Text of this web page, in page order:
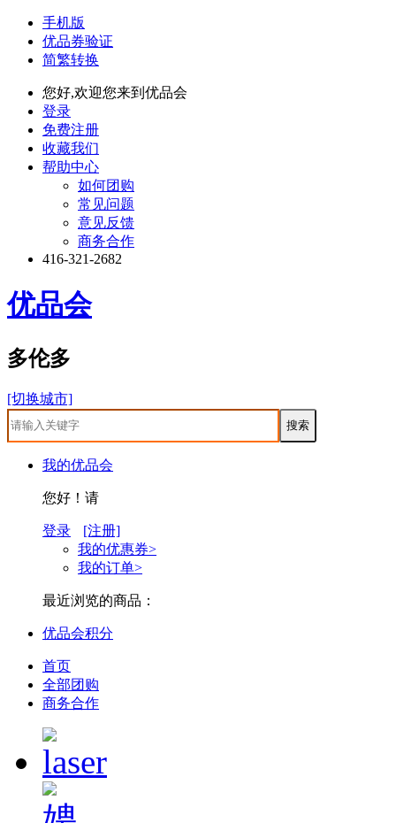
手机版
优品券验证
简繁转换
您好,欢迎您来到优品会
登录
免费注册
收藏我们
帮助中心
如何团购
常见问题
意见反馈
商务合作
416-321-2682
优品会
多伦多
[切换城市]
我的优品会
您好！请
登录
[注册]
我的优惠券>
我的订单>
最近浏览的商品：
优品会积分
首页
全部团购
商务合作